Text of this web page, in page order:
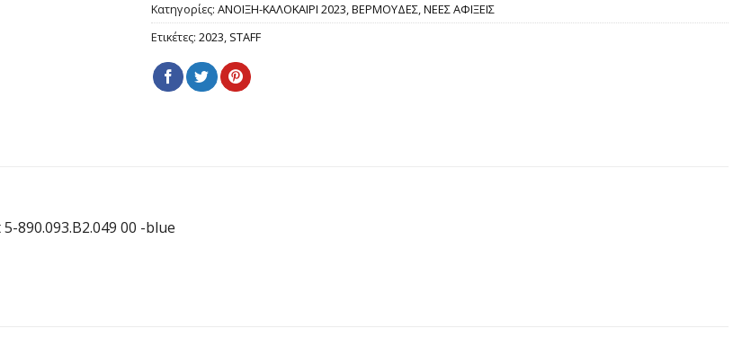
Κατηγορίες: ΑΝΟΙΞΗ-ΚΑΛΟΚΑΙΡΙ 2023,ΒΕΡΜΟΥΔΕΣ,ΝΕΕΣ ΑΦΙΞΕΙΣ
Ετικέτες: 2023, STAFF
890.093.B2.049 00 -blue